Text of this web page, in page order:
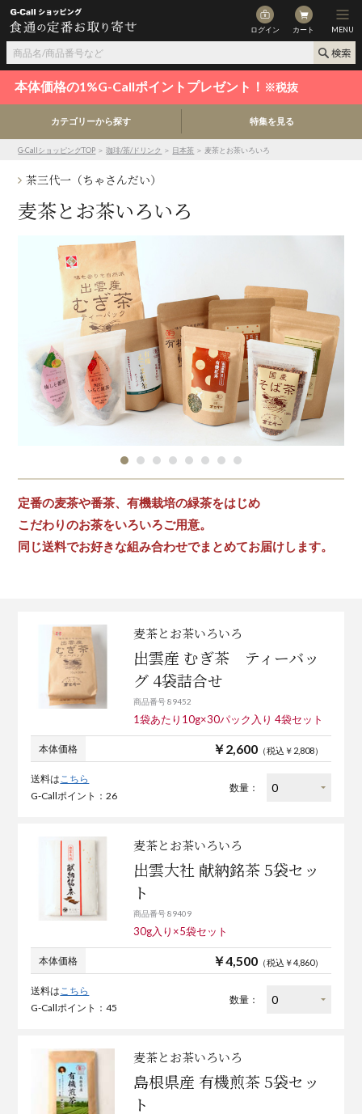
ログイン カート MENU
本体価格の1%G-Callポイントプレゼント！ ※税抜
カテゴリーから探す 特集を見る
G-CallショッピングTOP ＞珈琲/茶/ドリンク ＞ 日本茶 ＞ 麦茶とお茶いろいろ
茶三代一（ちゃさんだい）
麦茶とお茶いろいろ
定番の麦茶や番茶、有機栽培の緑茶をはじめ
こだわりのお茶をいろいろご用意。
同じ送料でお好きな組み合わせでまとめてお届けします。
麦茶とお茶いろいろ
出雲産 むぎ茶 ティーバッ
グ 4袋詰合せ
商品番号 89452
1袋あたり10g×30パック入り 4袋セット
本体価格 ￥2,600（税込￥2,808）
送料はこちら
G-Callポイント：26
数量：
麦茶とお茶いろいろ
出雲大社 献納銘茶 5袋セッ
ト
商品番号 89409
30g入り×5袋セット
本体価格 ￥4,500（税込￥4,860）
送料はこちら
G-Callポイント：45
数量：
麦茶とお茶いろいろ
島根県産 有機煎茶 5袋セッ
ト